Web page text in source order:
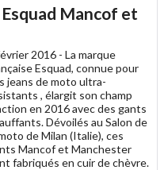
Mancof et
2016 - La marque
Esquad, connue pour
jeans de moto ultra-
, élargit son champ
en 2016 avec des gants
Dévoilés au Salon de
de Milan (Italie), ces
Mancof et Manchester
fabriqués en cuir de chèvre.